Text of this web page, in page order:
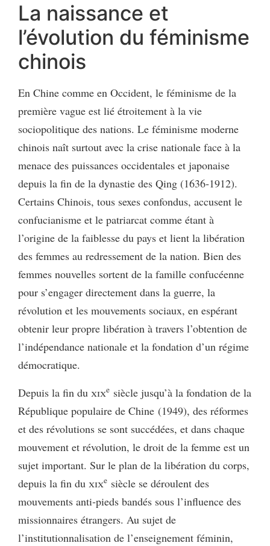
La naissance et
l’évolution du féminisme
chinois
En Chine comme en Occident, le féminisme de la
première vague est lié étroitement à la vie
sociopolitique des nations. Le féminisme moderne
chinois naît surtout avec la crise nationale face à la
menace des puissances occidentales et japonaise
depuis la fin de la dynastie des Qing (1636‑1912).
Certains Chinois, tous sexes confondus, accusent le
confucianisme et le patriarcat comme étant à
l’origine de la faiblesse du pays et lient la libération
des femmes au redressement de la nation. Bien des
femmes nouvelles sortent de la famille confucéenne
pour s’engager directement dans la guerre, la
révolution et les mouvements sociaux, en espérant
obtenir leur propre libération à travers l’obtention de
l’indépendance nationale et la fondation d’un régime
démocratique.
Depuis la fin du xixe siècle jusqu’à la fondation de la
République populaire de Chine (1949), des réformes
et des révolutions se sont succédées, et dans chaque
mouvement et révolution, le droit de la femme est un
sujet important. Sur le plan de la libération du corps,
depuis la fin du xixe siècle se déroulent des
mouvements anti‑pieds bandés sous l’influence des
missionnaires étrangers. Au sujet de
l’institutionnalisation de l’enseignement féminin,